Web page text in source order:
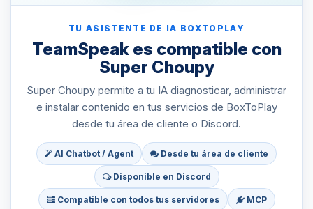
TU ASISTENTE DE IA BOXTOPLAY
TeamSpeak es compatible con
Super Choupy
Super Choupy permite a tu IA diagnosticar, administrar
e instalar contenido en tus servicios de BoxToPlay
desde tu área de cliente o Discord.
AI Chatbot / Agent Desde tu área de cliente
Disponible en Discord
Compatible con todos tus servidores MCP